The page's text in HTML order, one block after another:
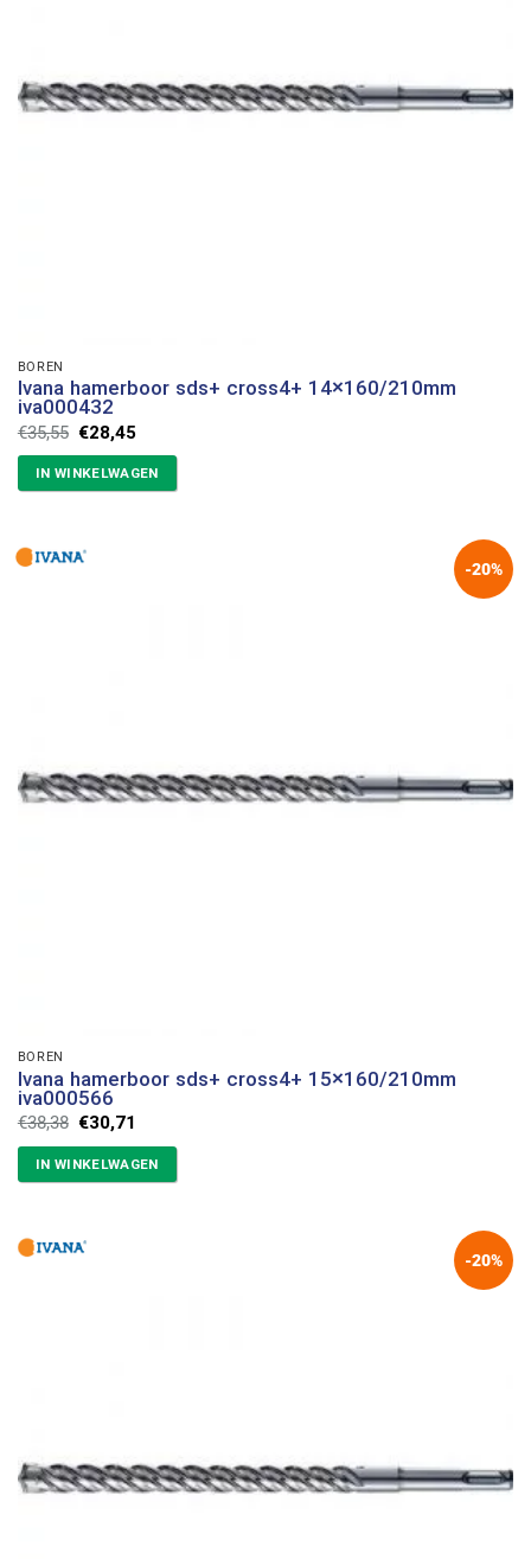
BOREN
Ivana hamerboor sds+ cross4+ 14×160/210mm
iva000432
€35,55 Oorspronkelijke
prijs
was:
€35,55.
€28,45Huidige
is:
€28,45.
IN WINKELWAGEN
-20%
BOREN
Ivana hamerboor sds+ cross4+ 15×160/210mm
iva000566
€38,38 Oorspronkelijke
prijs
was:
€38,38.
€30,71
is:
€30,71.
IN WINKELWAGEN
-20%